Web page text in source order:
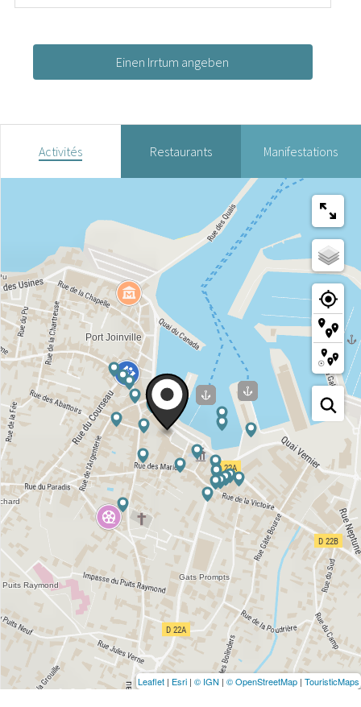
Einen Irrtum angeben
Activités Restaurants Manifestations
Leaflet | Esri | © IGN | © OpenStreetMap | TouristicMaps